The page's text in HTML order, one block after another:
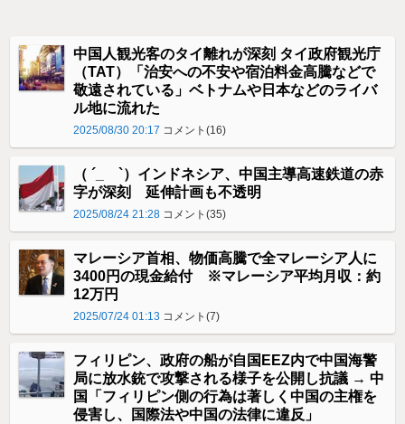
中国人観光客のタイ離れが深刻 タイ政府観光庁
（TAT）「治安への不安や宿泊料金高騰などで
敬遠されている」ベトナムや日本などのライバ
ル地に流れた
2025/08/30 20:17 コメント(16)
（ ´_ゝ`）インドネシア、中国主導高速鉄道の赤
字が深刻 延伸計画も不透明
2025/08/24 21:28 コメント(35)
マレーシア首相、物価高騰で全マレーシア人に
3400円の現金給付 ※マレーシア平均月収：約
12万円
2025/07/24 01:13 コメント(7)
フィリピン、政府の船が自国EEZ内で中国海警
局に放水銃で攻撃される様子を公開し抗議 → 中
国「フィリピン側の行為は著しく中国の主権を
侵害し、国際法や中国の法律に違反」